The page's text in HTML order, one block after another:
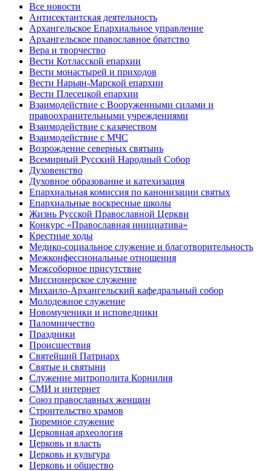
Все новости
Антисектантская деятельность
Архангельское Епархиальное управление
Архангельское православное братство
Вера и творчество
Вести Котласской епархии
Вести монастырей и приходов
Вести Нарьян-Марской епархии
Вести Плесецкой епархии
Взаимодействие с Вооруженными силами и
правоохранительными учреждениями
Взаимодействие с казачеством
Взаимодействие с МЧС
Возрождение северных святынь
Всемирный Русский Народный Собор
Духовенство
Духовное образование и катехизация
Епархиальная комиссия по канонизации святых
Епархиальные воскресные школы
Жизнь Русской Православной Церкви
Конкурс «Православная инициатива»
Крестные ходы
Медико-социальное служение и благотворительность
Межконфессиональные отношения
Межсоборное присутствие
Миссионерское служение
Михаило-Архангельский кафедральный собор
Молодежное служение
Новомученики и исповедники
Паломничество
Праздники
Происшествия
Святейший Патриарх
Святые и святыни
Служение митрополита Корнилия
СМИ и интернет
Союз православных женщин
Строительство храмов
Тюремное служение
Церковная археология
Церковь и власть
Церковь и культура
Церковь и общество